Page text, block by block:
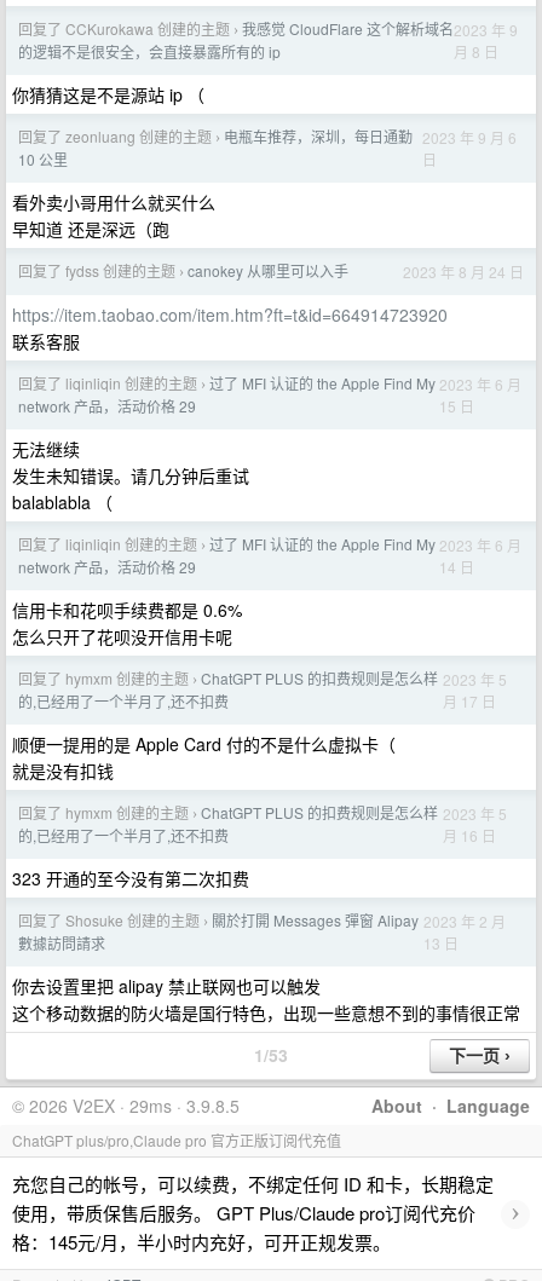
回复了 CCKurokawa 创建的主题 › 我感觉 CloudFlare 这个解析域名
的逻辑不是很安全，会直接暴露所有的 ip
2023 年 9
月 8 日
你猜猜这是不是源站 ip （
回复了 zeonluang 创建的主题 › 电瓶车推荐，深圳，每日通勤
10 公里
2023 年 9 月 6
日
看外卖小哥用什么就买什么
早知道 还是深远（跑
回复了 fydss 创建的主题 › canokey 从哪里可以入手 2023 年 8 月 24 日
https://item.taobao.com/item.htm?ft=t&id=664914723920
联系客服
回复了 liqinliqin 创建的主题 › 过了 MFI 认证的 the Apple Find My
network 产品，活动价格 29
2023 年 6 月
15 日
无法继续
发生未知错误。请几分钟后重试
balablabla （
回复了 liqinliqin 创建的主题 › 过了 MFI 认证的 the Apple Find My
network 产品，活动价格 29
2023 年 6 月
14 日
信用卡和花呗手续费都是 0.6%
怎么只开了花呗没开信用卡呢
回复了 hymxm 创建的主题 › ChatGPT PLUS 的扣费规则是怎么样
的,已经用了一个半月了,还不扣费
2023 年 5
月 17 日
顺便一提用的是 Apple Card 付的不是什么虚拟卡（
就是没有扣钱
回复了 hymxm 创建的主题 › ChatGPT PLUS 的扣费规则是怎么样
的,已经用了一个半月了,还不扣费
2023 年 5
月 16 日
323 开通的至今没有第二次扣费
回复了 Shosuke 创建的主题 › 關於打開 Messages 彈窗 Alipay
數據訪問請求
2023 年 2 月
13 日
你去设置里把 alipay 禁止联网也可以触发
这个移动数据的防火墙是国行特色，出现一些意想不到的事情很正常
1/53
About · Language
© 2026 V2EX · 29ms · 3.9.8.5
ChatGPT plus/pro,Claude pro 官方正版订阅代充值
充您自己的帐号，可以续费，不绑定任何 ID 和卡，长期稳定
使用，带质保售后服务。 GPT Plus/Claude pro订阅代充价
格：145元/月，半小时内充好，可开正规发票。
›